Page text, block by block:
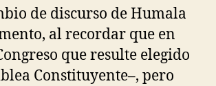
de discurso de Humala
al recordar que en
que resulte elegido
Constituyente–, pero